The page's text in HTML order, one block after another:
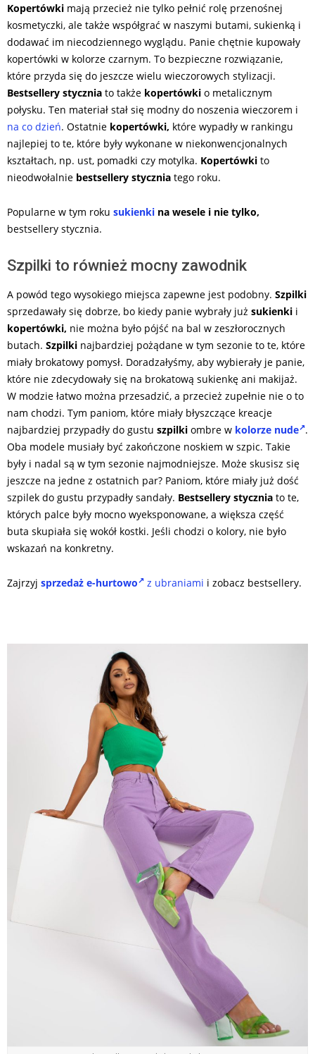
Kopertówki mają przecież nie tylko pełnić rolę przenośnej
kosmetyczki, ale także współgrać w naszymi butami, sukienką i
dodawać im niecodziennego wyglądu. Panie chętnie kupowały
kopertówki w kolorze czarnym. To bezpieczne rozwiązanie,
które przyda się do jeszcze wielu wieczorowych stylizacji.
Bestsellery stycznia to także kopertówki o metalicznym
połysku. Ten materiał stał się modny do noszenia wieczorem i
na co dzień. Ostatnie kopertówki, które wypadły w rankingu
najlepiej to te, które były wykonane w niekonwencjonalnych
kształtach, np. ust, pomadki czy motylka. Kopertówki to
nieodwołalnie bestsellery stycznia tego roku.
Popularne w tym roku sukienki na wesele i nie tylko,
bestsellery stycznia.
Szpilki to również mocny zawodnik
A powód tego wysokiego miejsca zapewne jest podobny. Szpilki
sprzedawały się dobrze, bo kiedy panie wybrały już sukienki i
kopertówki, nie można było pójść na bal w zeszłorocznych
butach. Szpilki najbardziej pożądane w tym sezonie to te, które
miały brokatowy pomysł. Doradzałyśmy, aby wybierały je panie,
które nie zdecydowały się na brokatową sukienkę ani makijaż.
W modzie łatwo można przesadzić, a przecież zupełnie nie o to
nam chodzi. Tym paniom, które miały błyszczące kreacje
najbardziej przypadły do gustu szpilki ombre w kolorze nude .
Oba modele musiały być zakończone noskiem w szpic. Takie
były i nadal są w tym sezonie najmodniejsze. Może skusisz się
jeszcze na jedne z ostatnich par? Paniom, które miały już dość
szpilek do gustu przypadły sandały. Bestsellery stycznia to te,
których palce były mocno wyeksponowane, a większa część
buta skupiała się wokół kostki. Jeśli chodzi o kolory, nie było
wskazań na konkretny.
Zajrzyj sprzedaż e-hurtowo z ubraniami i zobacz bestsellery.